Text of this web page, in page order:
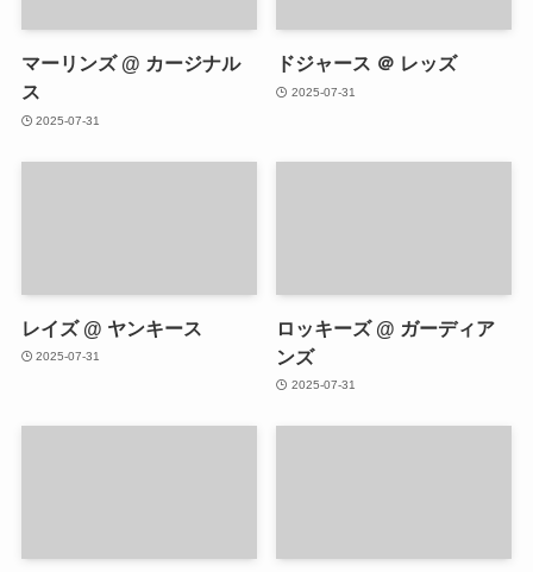
マーリンズ @ カージナル
ス
2025-07-31
ドジャース ＠ レッズ
2025-07-31
レイズ @ ヤンキース
2025-07-31
ロッキーズ @ ガーディア
ンズ
2025-07-31